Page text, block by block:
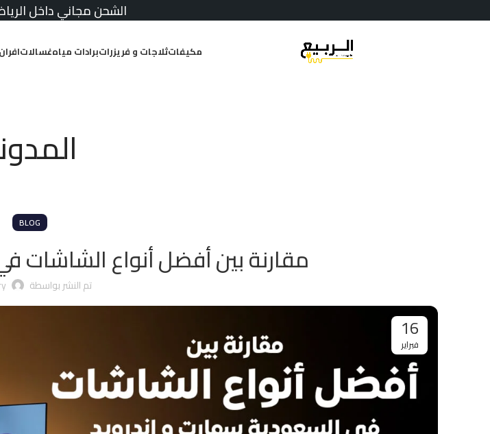
الشحن مجاني داخل
مكيفاتثلاجات و فريزراتبرادات مياهغسالاتافران
BLOG
مقارنة بين أفضل أنواع الشاشات
تم النشر بواسطة
16
فبراير